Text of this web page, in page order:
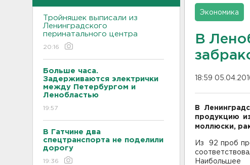
Тройняшек выписали из
Ленинградского
перинатального центра
20:16
Больше часа.
Задерживаются электрички
между Петербургом и
Ленобластью
19:57
В Гатчине два
спецтранспорта не поделили
дорогу
19:36
Экономика
В
18:59
В
продукцию
моллюски,
Из 92 проб
Наибольшее